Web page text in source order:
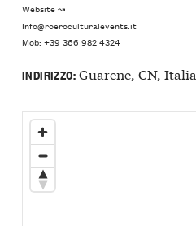
Website ↝
Info@roeroculturalevents.it
Mob: +39 366 982 4324
INDIRIZZO:Guarene, CN, Italia